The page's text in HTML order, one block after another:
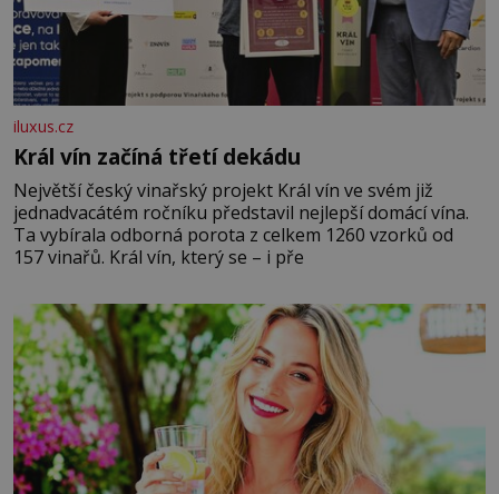
iluxus.cz
Král vín začíná třetí dekádu
Největší český vinařský projekt Král vín ve svém již
jednadvacátém ročníku představil nejlepší domácí vína.
Ta vybírala odborná porota z celkem 1260 vzorků od
157 vinařů. Král vín, který se – i pře